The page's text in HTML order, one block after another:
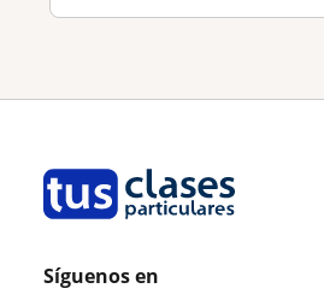
Síguenos en